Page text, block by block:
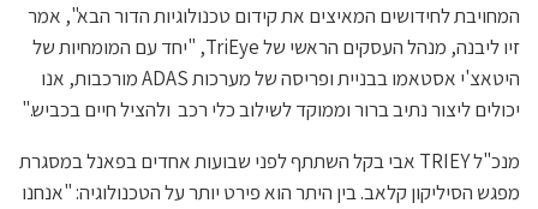
המחויבת לחידושים המאיצים את קידום טכנולוגיות הדור הבא", אמר
זיו ליבנה, מנהל העסקים הראשי של TriEye, "יחד עם המומחיות של
היטאצ'י אסטאמו בבניית ופריסה של מערכות ADAS מורכבות, אנו
יכולים ליצור נתיב ברור וממוקד לשילוב כלי רכב ולהציל חיים בכביש."
מנכ"ל TRIEY אבי בקל השתתף לפני שבועות אחדים בפאנל במסגרת
מפגש הסיליקון קלאב. בין היתר הוא פירט יותר על הטכנולוגיה: "אנחנו